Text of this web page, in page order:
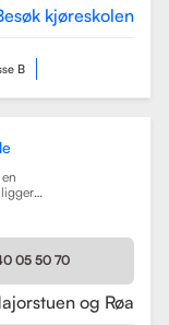
kjøreskolen
B
blitt
er
noe
og trygg
05 50 70
og Røa